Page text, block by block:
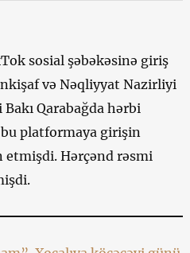
sosial şəbəkəsinə giriş
və Nəqliyyat Nazirliyi
Qarabağda hərbi
bu platformaya girişin
etmişdi. Hərçənd rəsmi